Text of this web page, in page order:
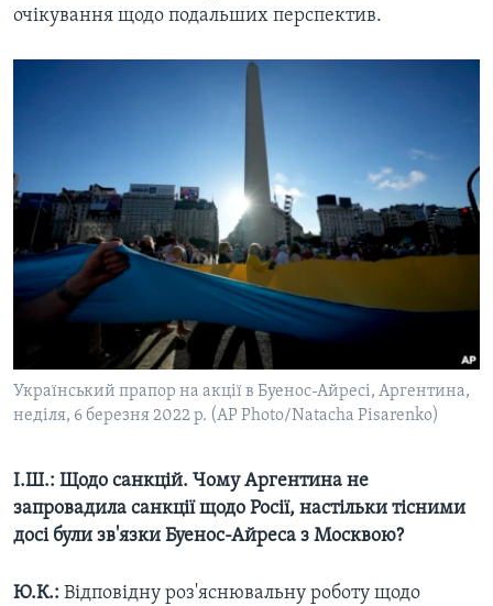
очікування щодо подальших перспектив.
Український прапор на акції в Буенос-Айресі, Аргентина,
неділя, 6 березня 2022 р. (AP Photo/Natacha Pisarenko)
І.Ш.: Щодо санкцій. Чому Аргентина не
запровадила санкції щодо Росії, настільки тісними
досі були зв'язки Буенос-Айреса з Москвою?
Ю.К.: Відповідну роз'яснювальну роботу щодо